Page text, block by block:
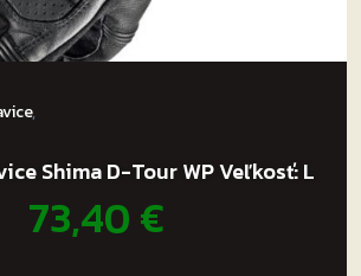
,
Shima D-Tour WP Veľkosť: L
73,40€